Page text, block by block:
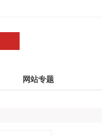
网站专题